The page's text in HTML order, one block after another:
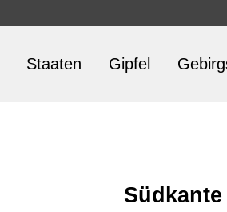
Staaten Gipfel
Südkante